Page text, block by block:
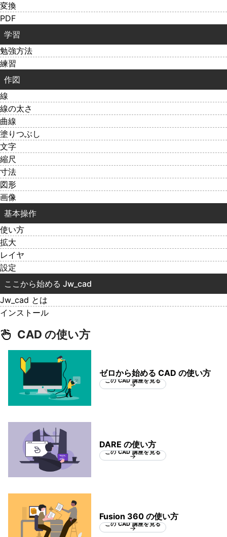
変換
PDF
学習
勉強方法
練習
作図
線
線の太さ
曲線
塗りつぶし
文字
縮尺
寸法
図形
画像
基本操作
使い方
拡大
レイヤ
設定
ここから始める Jw_cad
Jw_cad とは
インストール
CAD の使い方
ゼロから始める CAD の使い方
この CAD 講座を見る
DARE の使い方
この CAD 講座を見る
Fusion 360 の使い方
この CAD 講座を見る